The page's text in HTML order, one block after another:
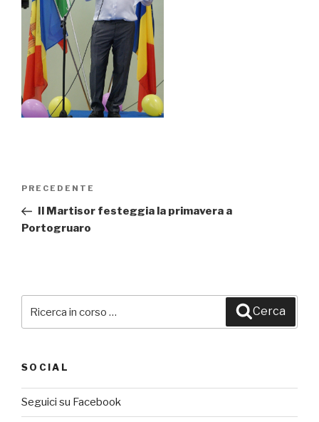
Navigazione
Articolo
precedente:
PRECEDENTE
Il Martisor festeggia la primavera a
Portogruaro
Cerca
SOCIAL
Seguici su Facebook